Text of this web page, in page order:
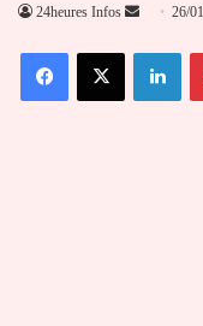
24heures Infos
Envoyer
courriel
26/
FacebookX